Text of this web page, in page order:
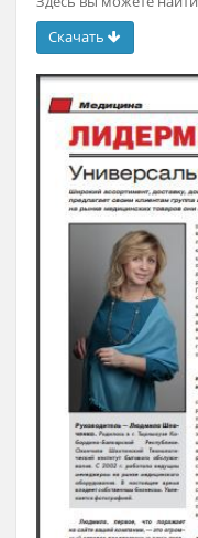
Здесь вы можете
Скачать